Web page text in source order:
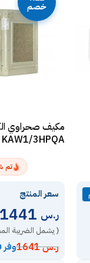
خصم
KAW1/3HPQA
تم
سعر المنتج
ر.س
( يشمل الضريبة
ر.س1641 وفر 200 ر.س